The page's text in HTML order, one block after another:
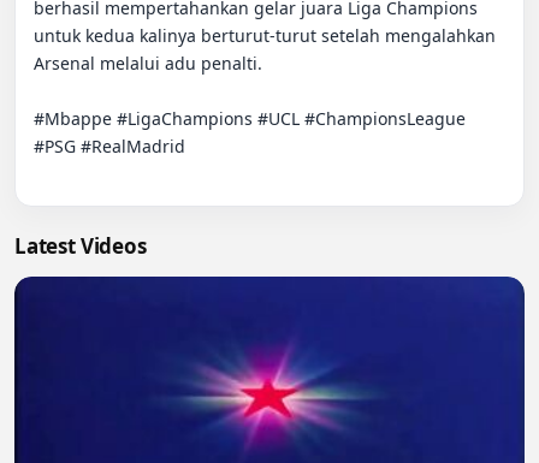
berhasil mempertahankan gelar juara Liga Champions
untuk kedua kalinya berturut-turut setelah mengalahkan
Arsenal melalui adu penalti.
#Mbappe #LigaChampions #UCL #ChampionsLeague
#PSG #RealMadrid
Latest Videos